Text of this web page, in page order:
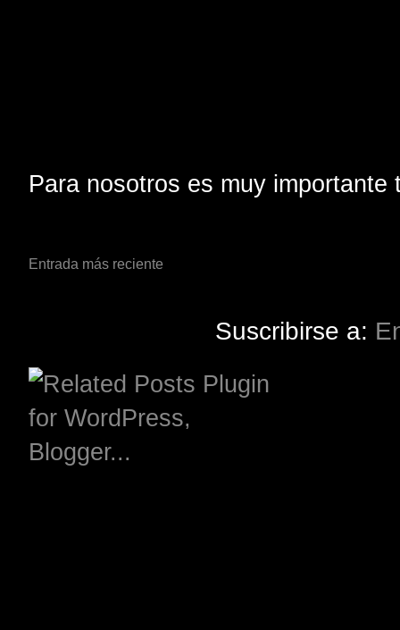
Para nosotros es muy
Entrada más reciente
Suscribirse a: